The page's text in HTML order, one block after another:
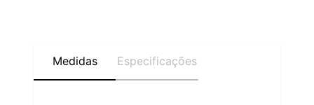
Medidas Especificações